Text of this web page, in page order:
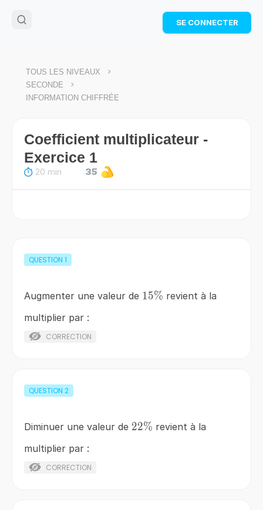
🌴Cahier de vacances offert
: révise les maths cet
Télécharge ton PDF gratuit et progresse avec des
SE CONNECTER
TOUS LES NIVEAUX >
SECONDE >
INFORMATION CHIFFRÉE
Coefficient multiplicateur -
Exercice 1
20 min 35
QUESTION 1
Augmenter une valeur de 15\%
15% revient à la
multiplier par :
CORRECTION
QUESTION 2
Diminuer une valeur de 22\%
22% revient à la
multiplier par :
CORRECTION